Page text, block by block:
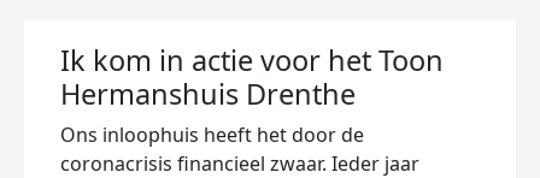
Ik kom in actie voor het Toon
Hermanshuis Drenthe
Ons inloophuis heeft het door de
coronacrisis financieel zwaar. Ieder jaar